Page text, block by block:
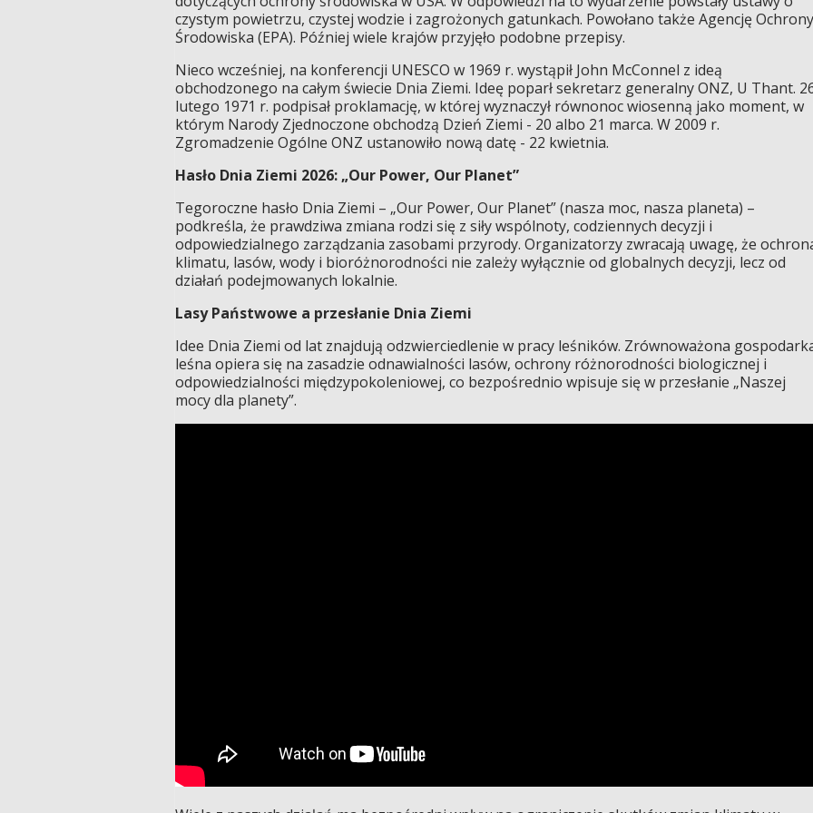
czystym powietrzu, czystej wodzie i zagrożonych gatunkach. Powołano także Agencję Ochrony
Środowiska (EPA). Później wiele krajów przyjęło podobne przepisy.
Nieco wcześniej, na konferencji UNESCO w 1969 r. wystąpił John McConnel z ideą
obchodzonego na całym świecie Dnia Ziemi. Ideę poparł sekretarz generalny ONZ, U Thant.
lutego 1971 r. podpisał proklamację, w której wyznaczył równonoc wiosenną jako moment, w
którym Narody Zjednoczone obchodzą Dzień Ziemi - 20 albo 21 marca. W 2009 r.
Zgromadzenie Ogólne ONZ ustanowiło nową datę - 22 kwietnia.
Hasło Dnia Ziemi 2026: „Our Power, Our Planet”
Tegoroczne hasło Dnia Ziemi – „Our Power, Our Planet” (nasza moc, nasza planeta) –
podkreśla, że prawdziwa zmiana rodzi się z siły wspólnoty, codziennych decyzji i
odpowiedzialnego zarządzania zasobami przyrody. Organizatorzy zwracają uwagę, że
klimatu, lasów, wody i bioróżnorodności nie zależy wyłącznie od globalnych decyzji, lecz od
działań podejmowanych lokalnie.
Lasy Państwowe a przesłanie Dnia Ziemi
Idee Dnia Ziemi od lat znajdują odzwierciedlenie w pracy leśników. Zrównoważona
leśna opiera się na zasadzie odnawialności lasów, ochrony różnorodności biologicznej i
odpowiedzialności międzypokoleniowej, co bezpośrednio wpisuje się w przesłanie „Naszej
mocy dla planety”.